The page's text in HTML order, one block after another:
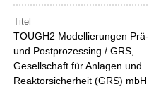
Titel
TOUGH2 Modellierungen Prä-
und Postprozessing / GRS,
Gesellschaft für Anlagen und
Reaktorsicherheit (GRS) mbH